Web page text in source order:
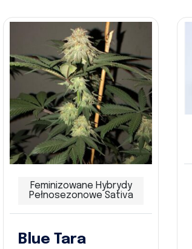
Feminizowane Hybrydy
Pełnosezonowe Sativa
Blue Tara